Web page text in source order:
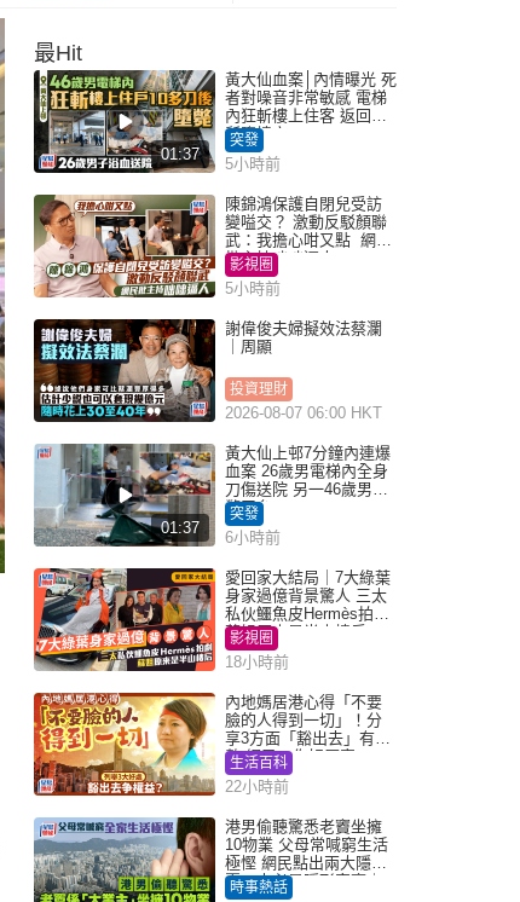
最Hit
01:37
黃大仙血案│內情曝光 死
者對噪音非常敏感 電梯
內狂斬樓上住客 返回住
所墮樓亡
突發
5小時前
陳錦鴻保護自閉兒受訪
變嗌交？ 激動反駁顏聯
武：我擔心咁又點 網民
批主持咄咄逼人
影視圈
5小時前
謝偉俊夫婦擬效法蔡瀾
｜周顯
投資理財
2026-08-07 06:00 HKT
01:37
黃大仙上邨7分鐘內連爆
血案 26歲男電梯內全身
刀傷送院 另一46歲男倒
斃平台
突發
6小時前
愛回家大結局｜7大綠葉
身家過億背景驚人 三太
私伙鱷魚皮Hermès拍劇
蘇姐原來是半山樓后
影視圈
18小時前
內地媽居港心得「不要
臉的人得到一切」！分
享3方面「豁出去」有著
數 網民：你好厲害
生活百科
22小時前
港男偷聽驚悉老竇坐擁
10物業 父母常喊窮生活
極慳 網民點出兩大隱
憂：未必是隱形富豪｜
時事熱話